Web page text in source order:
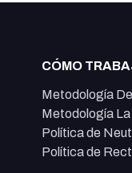
CÓMO
Metodología
Metodología
Política de
Política de